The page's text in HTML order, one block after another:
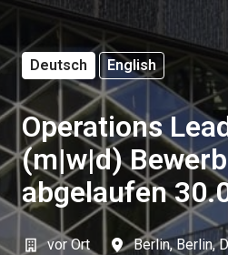
Deutsch English
Operations
(m|w|d)
abgelaufen
vor Ort Berlin, Berlin,